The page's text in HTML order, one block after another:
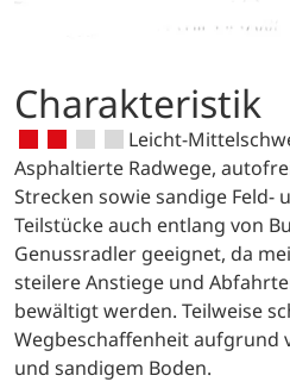
Charakteristik
Leicht-
Asphaltierte Radwege,
Strecken sowie sandige Feld-
Teilstücke auch entlang von
Genussradler geeignet, da
steilere Anstiege und
bewältigt werden. Teilweise
Wegbeschaffenheit aufgrund
und sandigem Boden.